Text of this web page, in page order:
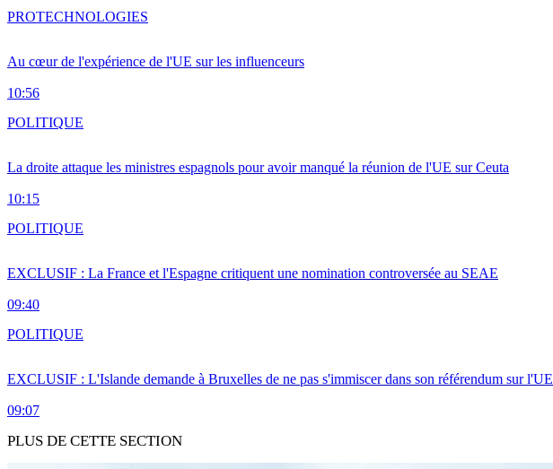
Au cœur de l'expérience de l'UE sur les influenceurs
10:56
PROTECHNOLOGIES
La droite attaque les ministres espagnols pour avoir manqué la réunion de l'UE sur Ceuta
10:15
POLITIQUE
EXCLUSIF : La France et l'Espagne critiquent une nomination controversée au SEAE
09:40
POLITIQUE
EXCLUSIF : L'Islande demande à Bruxelles de ne pas s'immiscer dans son référendum sur l'UE
09:07
POLITIQUE
PLUS DE CETTE SECTION